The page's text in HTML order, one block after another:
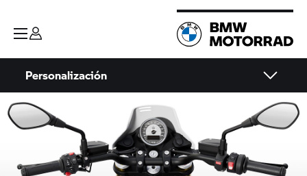
Personalización